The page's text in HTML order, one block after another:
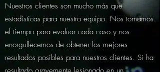
Nuestros clientes son mucho más que
estadísticas para nuestro equipo. Nos tomamos
el tiempo para evaluar cada caso y nos
enorgullecemos de obtener los mejores
resultados posibles para nuestros clientes. Si ha